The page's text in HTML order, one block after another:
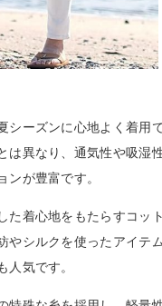
シーズンに心地よく着用
は異なり、通気性や吸湿
ンが豊富です。
た着心地をもたらすコッ
やシルクを使ったアイテ
人気です。